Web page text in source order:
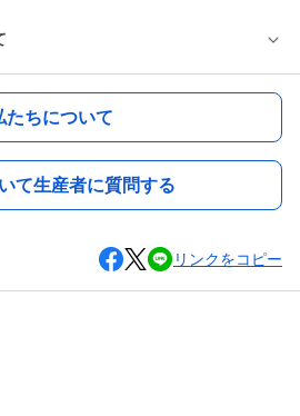
たちについて
て生産者に質問する
リンクをコピー